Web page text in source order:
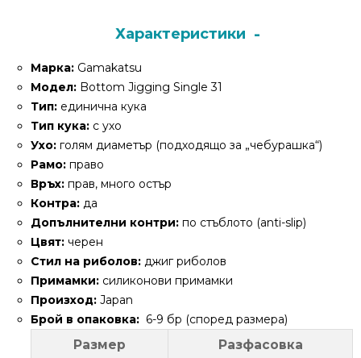
и
доставка
Връщане
и
рекламация
Условия
за
ползване
Политика
за
поверителност
Политика
Характеристики
Марка: Gamakatsu
Модел: Bottom Jigging Single 31
Тип: единична кука
Тип кука: с ухо
Ухо: голям диаметър (подходящо за „чебурашка“)
Рамо: право
Връх: прав, много остър
Контра: да
Допълнителни контри: по стъблото (anti-slip)
Цвят: черен
Стил на риболов: джиг риболов
Примамки: силиконови примамки
Произход: Japan
Брой в опаковка: 6-9 бр (според размера)
Размер Разфасовка